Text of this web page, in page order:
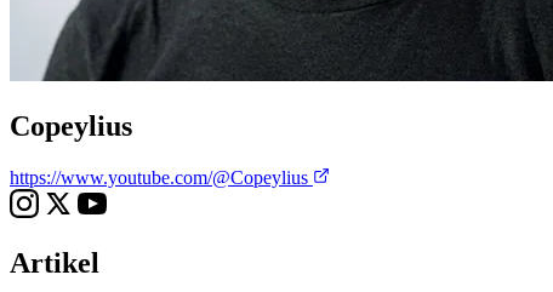
Copeylius
https://www.youtube.com/@Copeylius
Artikel